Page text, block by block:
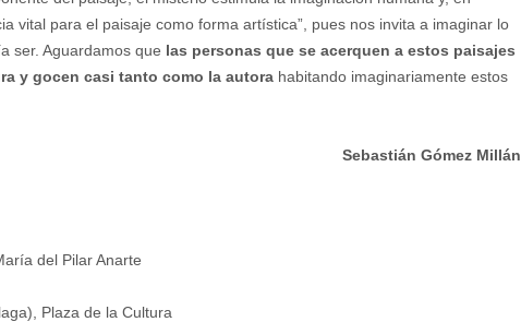
vital para el paisaje como forma artística”, pues nos invita a imaginar lo
ser. Aguardamos que las personas que se acerquen a estos paisajes
y gocen casi tanto como la autora habitando imaginariamente estos
Sebastián Gómez Millán
del Pilar Anarte
Plaza de la Cultura